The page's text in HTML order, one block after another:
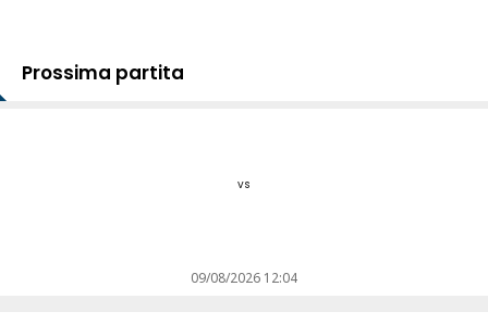
Prossima partita
vs
09/08/2026 12:04